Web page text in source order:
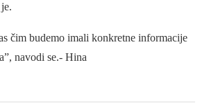
čim budemo imali konkretne informacije
navodi se.- Hina